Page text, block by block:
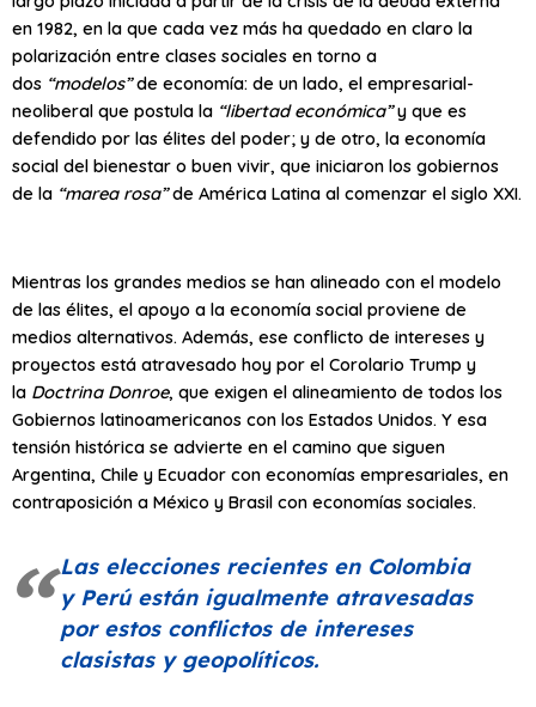
en 1982, en la que cada vez más ha quedado en claro la
polarización entre clases sociales en torno a
dos “modelos”de economía: de un lado, el empresarial-
neoliberal que postula la “libertad económica”y que es
defendido por las élites del poder; y de otro, la economía
social del bienestar o buen vivir, que iniciaron los gobiernos
de la “marea rosa”de América Latina al comenzar el siglo XXI.
Mientras los grandes medios se han alineado con el modelo
de las élites, el apoyo a la economía social proviene de
medios alternativos. Además, ese conflicto de intereses y
proyectos está atravesado hoy por el Corolario Trump y
la Doctrina Donroe, que exigen el alineamiento de todos los
Gobiernos latinoamericanos con los Estados Unidos. Y esa
tensión histórica se advierte en el camino que siguen
Argentina, Chile y Ecuador con economías empresariales, en
contraposición a México y Brasil con economías sociales.
Las elecciones recientes en Colombia
y Perú están igualmente atravesadas
por estos conflictos de intereses
clasistas y geopolíticos.